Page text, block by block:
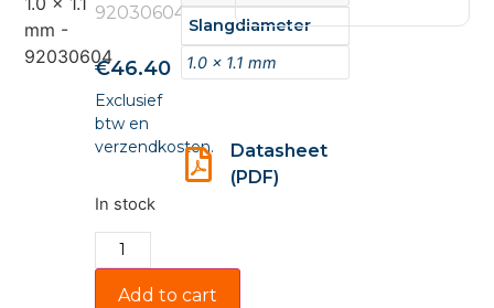
92030604
€46.40
Exclusief
btw en
verzendkosten.
In stock
Add to cart
Slangdiameter
1.0 x 1.1 mm
Datasheet
(PDF)